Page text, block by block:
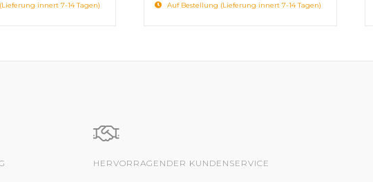
innert 7-14 Tagen) Auf Bestellung (Lieferung innert 7-14 Tagen)
HERVORRAGENDER KUNDENSERVICE